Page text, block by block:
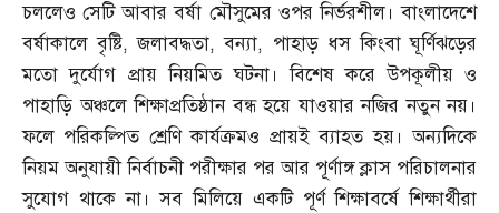
চললেও সেটি আবার বর্ষা মৌসুমের ওপর নির্ভরশীল। বাংলাদেশে
বর্ষাকালে বৃষ্টি,জলাবদ্ধতা,বন্যা, পাহাড় ধস কিংবা ঘূর্ণিঝড়ের
মতো দুর্যোগ প্রায় নিয়মিত ঘটনা। বিশেষ করে উপকূলীয় ও
পাহাড়ি অঞ্চলে শিক্ষাপ্রতিষ্ঠান বন্ধ হয়ে যাওয়ার নজির নতুন নয়।
ফলে পরিকল্পিত শ্রেণি কার্যক্রমও প্রায়ই ব্যাহত হয়। অন্যদিকে
নিয়ম অনুযায়ী নির্বাচনী পরীক্ষার পর আর পূর্ণাঙ্গ ক্লাস পরিচালনার
সুযোগ থাকে না। সব মিলিয়ে একটি পূর্ণ শিক্ষাবর্ষে শিক্ষার্থীরা